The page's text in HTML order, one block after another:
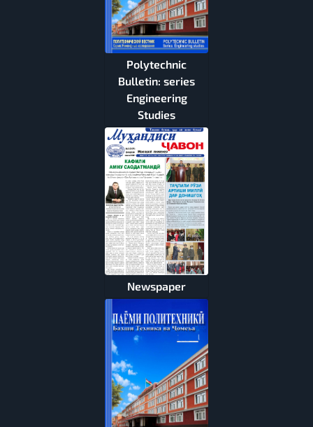
Polytechnic
Bulletin: series
Engineering
Studies
Newspaper